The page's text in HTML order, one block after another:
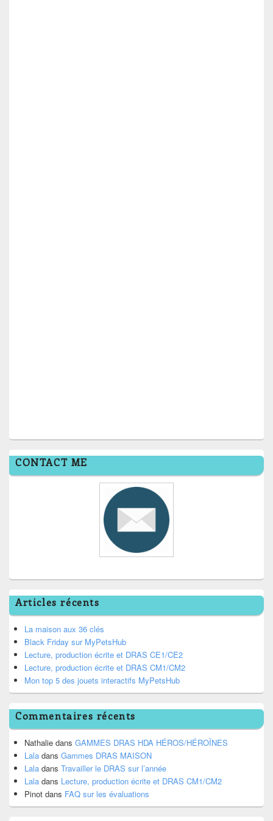
CONTACT ME
Articles récents
La maison aux 36 clés
Black Friday sur MyPetsHub
Lecture, production écrite et DRAS CE1/CE2
Lecture, production écrite et DRAS CM1/CM2
Mon top 5 des jouets interactifs MyPetsHub
Commentaires récents
Nathalie dans GAMMES DRAS HDA HÉROS/HÉROÏNES
Lala dans Gammes DRAS MAISON
Lala dans Travailler le DRAS sur l’année
Lala dans Lecture, production écrite et DRAS CM1/CM2
Pinot dans FAQ sur les évaluations